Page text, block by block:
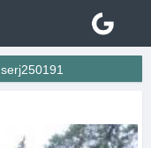
serj250191